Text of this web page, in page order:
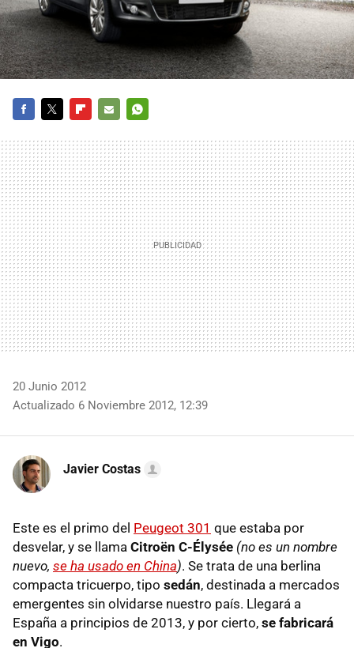
MAIL
20 Junio 2012
Actualizado 6 Noviembre 2012, 12:39
Javier Costas
Este es el primo del Peugeot 301 que estaba por
desvelar, y se llama Citroën C-Élysée (no es un nombre
nuevo, se ha usado en China). Se trata de una berlina
compacta tricuerpo, tipo sedán, destinada a mercados
emergentes sin olvidarse nuestro país. Llegará a
España a principios de 2013, y por cierto, se fabricará
en Vigo.